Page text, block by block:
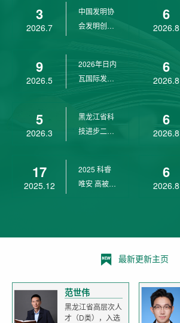
3
2026.7
中国发明协
会发明创业
9
2026.5
2026年日内
瓦国际发明
5
2026.3
黑龙江省科
技进步二等
17
2025.12
2025 科睿
唯安 高被引
6
2026.8
6
2026.8
6
2026.8
6
2026.8
最新更新主页
范世伟
黑龙江省高层次人
才（D类），入选